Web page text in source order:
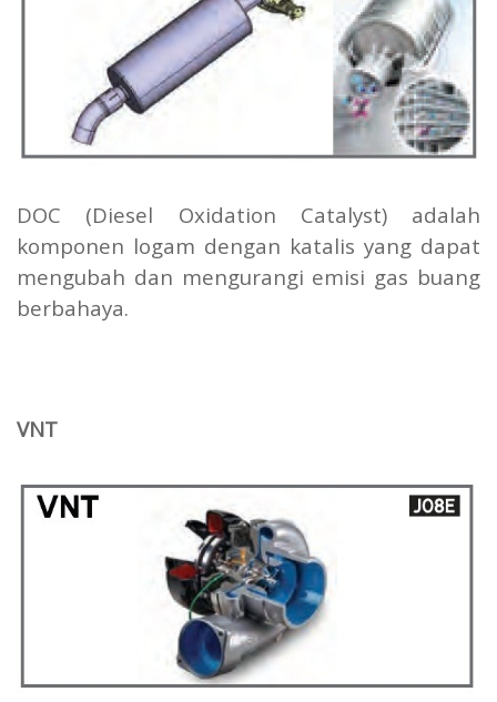
DOC (Diesel Oxidation Catalyst) adalah
komponen logam dengan katalis yang dapat
mengubah dan mengurangi emisi gas buang
berbahaya.
VNT